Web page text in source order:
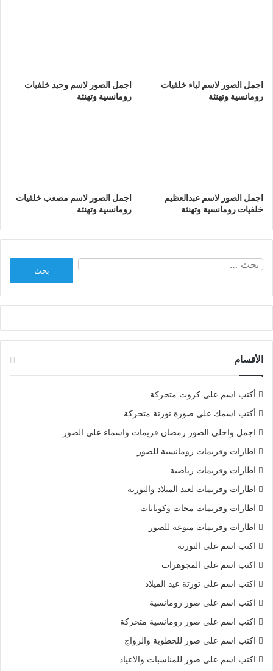
اجمل الصور لاسم لياء خلفيات
رومانسية وتهنئة
اجمل الصور لاسم وحيد خلفيات
رومانسية وتهنئة
اجمل الصور لاسم عبدالعظيم
خلفيات رومانسية وتهنئة
اجمل الصور لاسم مصعب خلفيات
رومانسية وتهنئة
الأقسام
أكتب اسم على كروت متحركة
أكتب اسمك على صورة تورتة متحركة
اجمل واحلى الصور رمضان فريمات واسماء على الصور
اطارات وفريمات رومانسية للصور
اطارات وفريمات رياضية
اطارات وفريمات لعيد الميلاد والتورتة
اطارات وفريمات مجات وكوبايات
اطارات وفريمات منوعة للصور
اكتب اسم على التورتة
اكتب اسم على المجوهرات
اكتب اسم على تورتة عيد الميلاد
اكتب اسم على صور رومانسية
اكتب اسم على صور رومانسية متحركة
اكتب اسم على صور للخطوبة والزواج
اكتب اسم على صور للمناسبات والاعياد